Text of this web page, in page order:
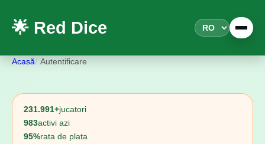
🌟 Red Dice
Acasă Autentificare
231.991+jucatori
983activi azi
95%rata de plata